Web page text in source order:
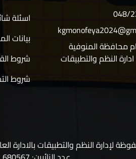
048/
محافظة المنوفية
ادارة النظم والتطبيقات
اسئلة
بيانات
شروط
شروط
لإدارة النظم والتطبيقات بالادارة